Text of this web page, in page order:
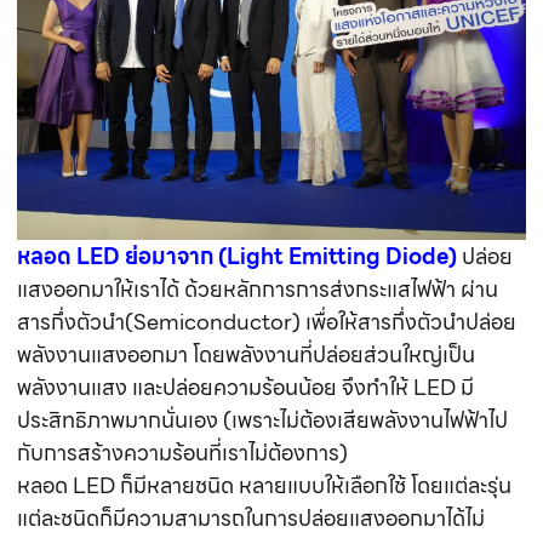
หลอด LED ย่อมาจาก (Light Emitting Diode)ปล่อย
แสงออกมาให้เราได้ ด้วยหลักการการส่งกระแสไฟฟ้า ผ่าน
สารกึ่งตัวนำ(Semiconductor) เพื่อให้สารกึ่งตัวนำปล่อย
พลังงานแสงออกมา โดยพลังงานที่ปล่อยส่วนใหญ่เป็น
พลังงานแสง และปล่อยความร้อนน้อย จึงทำให้ LED มี
ประสิทธิภาพมากนั่นเอง (เพราะไม่ต้องเสียพลังงานไฟฟ้าไป
กับการสร้างความร้อนที่เราไม่ต้องการ)
หลอด LED ก็มีหลายชนิด หลายแบบให้เลือกใช้ โดยแต่ละรุ่น
แต่ละชนิดก็มีความสามารถในการปล่อยแสงออกมาได้ไม่